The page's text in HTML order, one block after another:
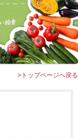
>トップページへ戻る